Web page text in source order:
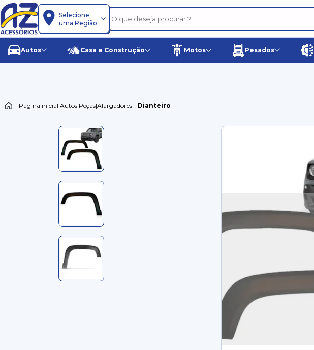
Selecione
uma Região
Autos Casa e Construção Motos Pesados
|Página inicial|Autos|Peças|Alargadores| Dianteiro